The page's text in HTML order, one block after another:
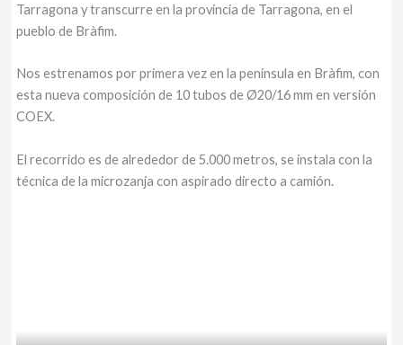
Tarragona y transcurre en la provincia de Tarragona, en el
pueblo de Bràfim.
Nos estrenamos por primera vez en la península en Bràfim, con
esta nueva composición de 10 tubos de Ø20/16 mm en versión
COEX.
El recorrido es de alrededor de 5.000 metros, se instala con la
técnica de la microzanja con aspirado directo a camión.